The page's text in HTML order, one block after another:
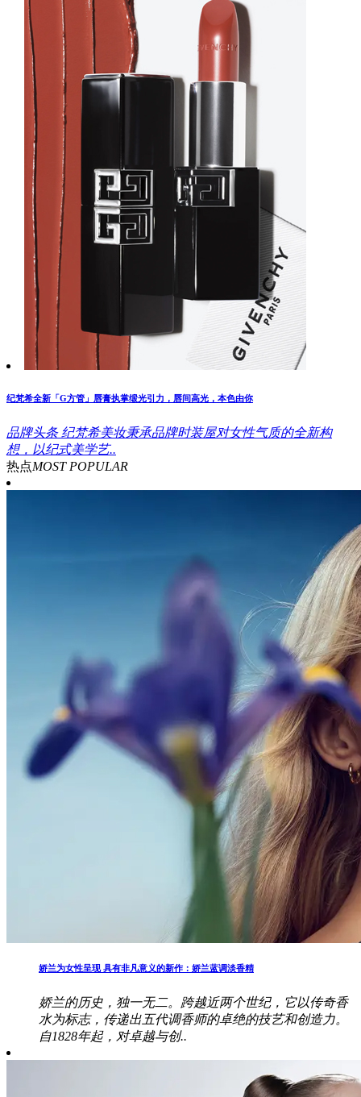
纪梵希全新「G方管」唇膏执掌缎光引力，唇间高光，本色由你
品牌头条 纪梵希美妆秉承品牌时装屋对女性气质的全新构
想，以纪式美学艺..
热点MOST POPULAR
娇兰为女性呈现 具有非凡意义的新作：娇兰蓝调淡香精
娇兰的历史，独一无二。跨越近两个世纪，它以传奇香
水为标志，传递出五代调香师的卓绝的技艺和创造力。
自1828年起，对卓越与创..